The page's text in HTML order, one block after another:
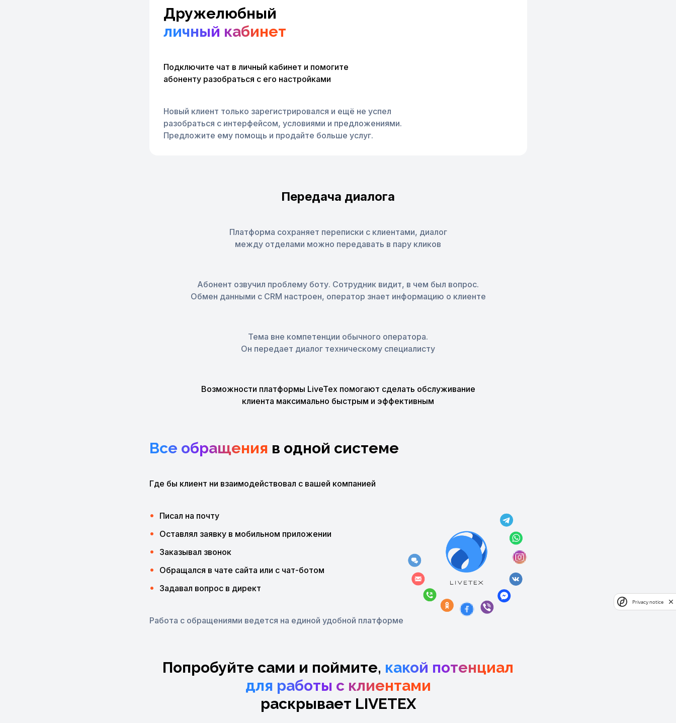
Дружелюбный
личный кабинет
Подключите чат в личный кабинет и помогите
абоненту разобраться с его настройками
Новый клиент только зарегистрировался и ещё не успел
разобраться с интерфейсом, условиями и предложениями.
Предложите ему помощь и продайте больше услуг.
Передача диалога
Платформа сохраняет переписки с клиентами, диалог
между отделами можно передавать в пару кликов
Абонент озвучил проблему боту. Сотрудник видит, в чем был вопрос.
Обмен данными с CRM настроен, оператор знает информацию о клиенте
Тема вне компетенции обычного оператора.
Он передает диалог техническому специалисту
Возможности платформы LiveTex помогают сделать обслуживание
клиента максимально быстрым и эффективным
Все обращения в одной системе
Где бы клиент ни взаимодействовал с вашей компанией
Писал на почту
Оставлял заявку в мобильном приложении
Заказывал звонок
Обращался в чате сайта или с чат-ботом
Задавал вопрос в директ
Работа с обращениями ведется на единой удобной платформе
Попробуйте сами и поймите, какой потенциал
для работы с клиентами
раскрывает LIVETEX
Privacy notice